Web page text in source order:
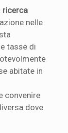
ricerca
nelle
tasse di
abitate in
convenire
dove